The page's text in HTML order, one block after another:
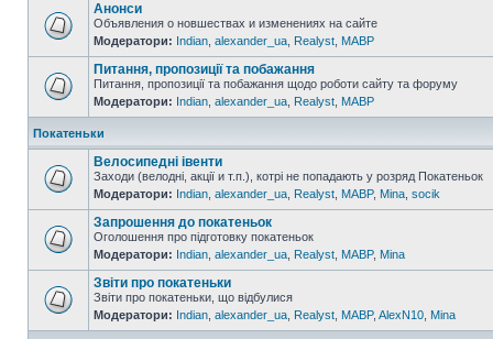
Анонси
Объявления о новшествах и изменениях на сайте
Модератори: Indian alexander_ua Realyst MABP
Питання, пропозиції та побажання
Питання, пропозиції та побажання щодо роботи сайту та форуму
Модератори: Indian alexander_ua Realyst MABP
Покатеньки
Велосипедні івенти
Заходи (велодні, акції и т.п.), котрі не попадають у розряд Покатеньок
Модератори: Indian alexander_ua Realyst MABP, Mina socik
Запрошення до покатеньок
Оголошення про підготовку покатеньок
Модератори: Indian alexander_ua Realyst MABP, Mina
Звіти про покатеньки
Звіти про покатеньки, що відбулися
Модератори: Indian alexander_ua Realyst MABP, AlexN10 Mina